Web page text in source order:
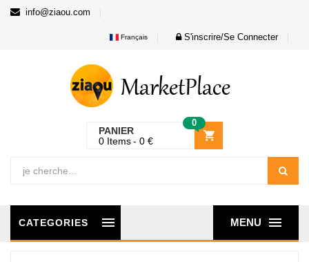
info@ziaou.com
Français S'inscrire/Se Connecter
PANIER
0
0 Items 0 €
MENU
CATEGORIES